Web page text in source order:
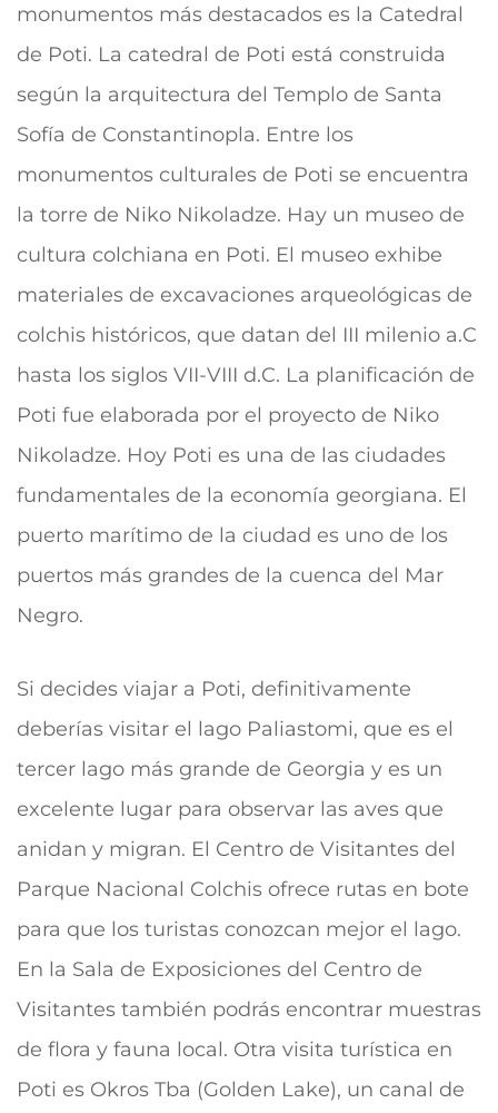
monumentos más destacados es la Catedral
de Poti. La catedral de Poti está construida
según la arquitectura del Templo de Santa
Sofía de Constantinopla. Entre los
monumentos culturales de Poti se encuentra
la torre de Niko Nikoladze. Hay un museo de
cultura colchiana en Poti. El museo exhibe
materiales de excavaciones arqueológicas de
colchis históricos, que datan del III milenio a.C
hasta los siglos VII-VIII d.C. La planificación de
Poti fue elaborada por el proyecto de Niko
Nikoladze. Hoy Poti es una de las ciudades
fundamentales de la economía georgiana. El
puerto marítimo de la ciudad es uno de los
puertos más grandes de la cuenca del Mar
Negro.
Si decides viajar a Poti, definitivamente
deberías visitar el lago Paliastomi, que es el
tercer lago más grande de Georgia y es un
excelente lugar para observar las aves que
anidan y migran. El Centro de Visitantes del
Parque Nacional Colchis ofrece rutas en bote
para que los turistas conozcan mejor el lago.
En la Sala de Exposiciones del Centro de
Visitantes también podrás encontrar muestras
de flora y fauna local. Otra visita turística en
Poti es Okros Tba (Golden Lake), un canal de